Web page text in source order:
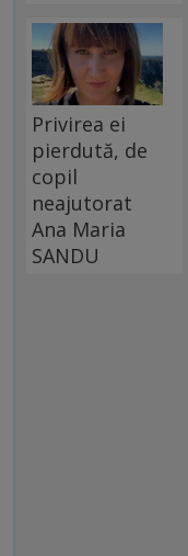
Privirea ei
pierdută, de
copil
neajutorat
Ana Maria
SANDU